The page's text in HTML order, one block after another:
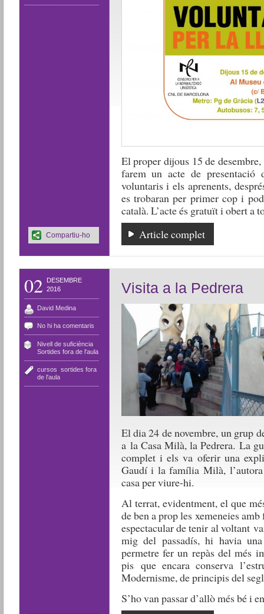
El proper dijous 15 de
farem un acte de presentació
voluntaris i els aprenents,
es trobaran per primer cop i
català. L’acte és gratuït i obert a
Article complet
Compartiu-ho
02
DESEMBRE
2016
David Medina
No hi ha comentaris
Nivell de suficiència,
Sortides fora de l'aula
cursos sortides fora
de l'aula
Visita a la Pedrera
El dia 24 de novembre, un grup
a la Casa Milà, la Pedrera. La
complet i els va oferir una
Gaudí i la família Milà, l’autora
casa per viure-hi.
Al terrat, evidentment, el que
de ben a prop les xemeneies
espectacular de tenir al voltant
mig del passadís, hi havia
permetre fer un repàs del més
pis que encara conserva
Modernisme, de principis del
S’ho van passar d’allò més bé i